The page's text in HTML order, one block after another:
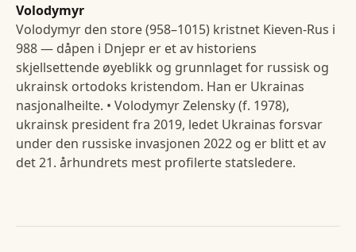
Volodymyr
Volodymyr den store (958–1015) kristnet Kieven-Rus i
988 — dåpen i Dnjepr er et av historiens
skjellsettende øyeblikk og grunnlaget for russisk og
ukrainsk ortodoks kristendom. Han er Ukrainas
nasjonalheilte. • Volodymyr Zelensky (f. 1978),
ukrainsk president fra 2019, ledet Ukrainas forsvar
under den russiske invasjonen 2022 og er blitt et av
det 21. århundrets mest profilerte statsledere.